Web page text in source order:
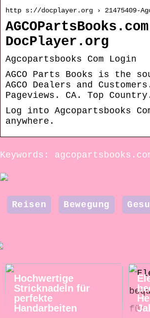
http s://docplayer.org › 21475409-
DocPlayer.org
Agcopartsbooks Com Login
AGCO Parts Books is the
AGCO Dealers and
Pageviews. CA. Top
Log into Agcopartsbooks
anywhere.
Keywords:
Reisen Bewegung
Hochwertige
Stricknadeln für
perfekte
Handarbeiten